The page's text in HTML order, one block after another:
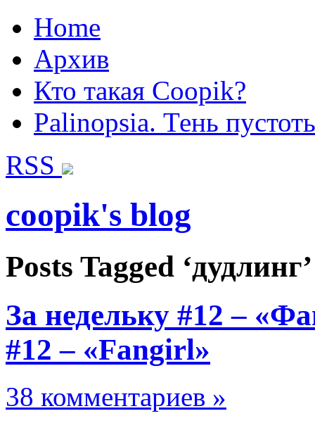
Home
Архив
Кто такая Coopik?
Palinopsia. Тень
RSS
coopik's blog
Posts Tagged ‘дудлинг’
За недельку #12 –
#12 – «Fangirl»
38 комментариев »